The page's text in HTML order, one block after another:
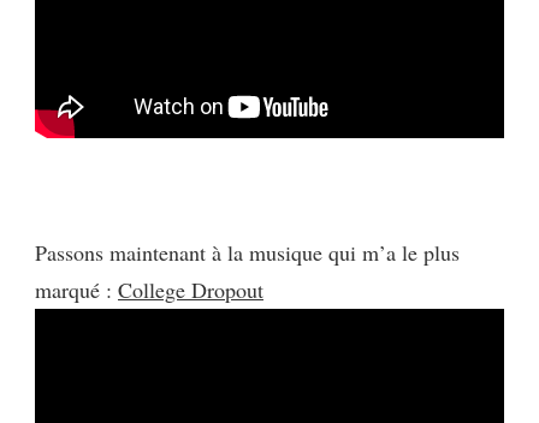
Passons maintenant à la musique qui m’a le plus
marqué : College Dropout